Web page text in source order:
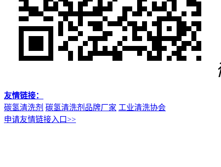
友情链接：
碳氢清洗剂 碳氢清洗剂品牌厂家 工业清洗协会
申请友情链接入口>>